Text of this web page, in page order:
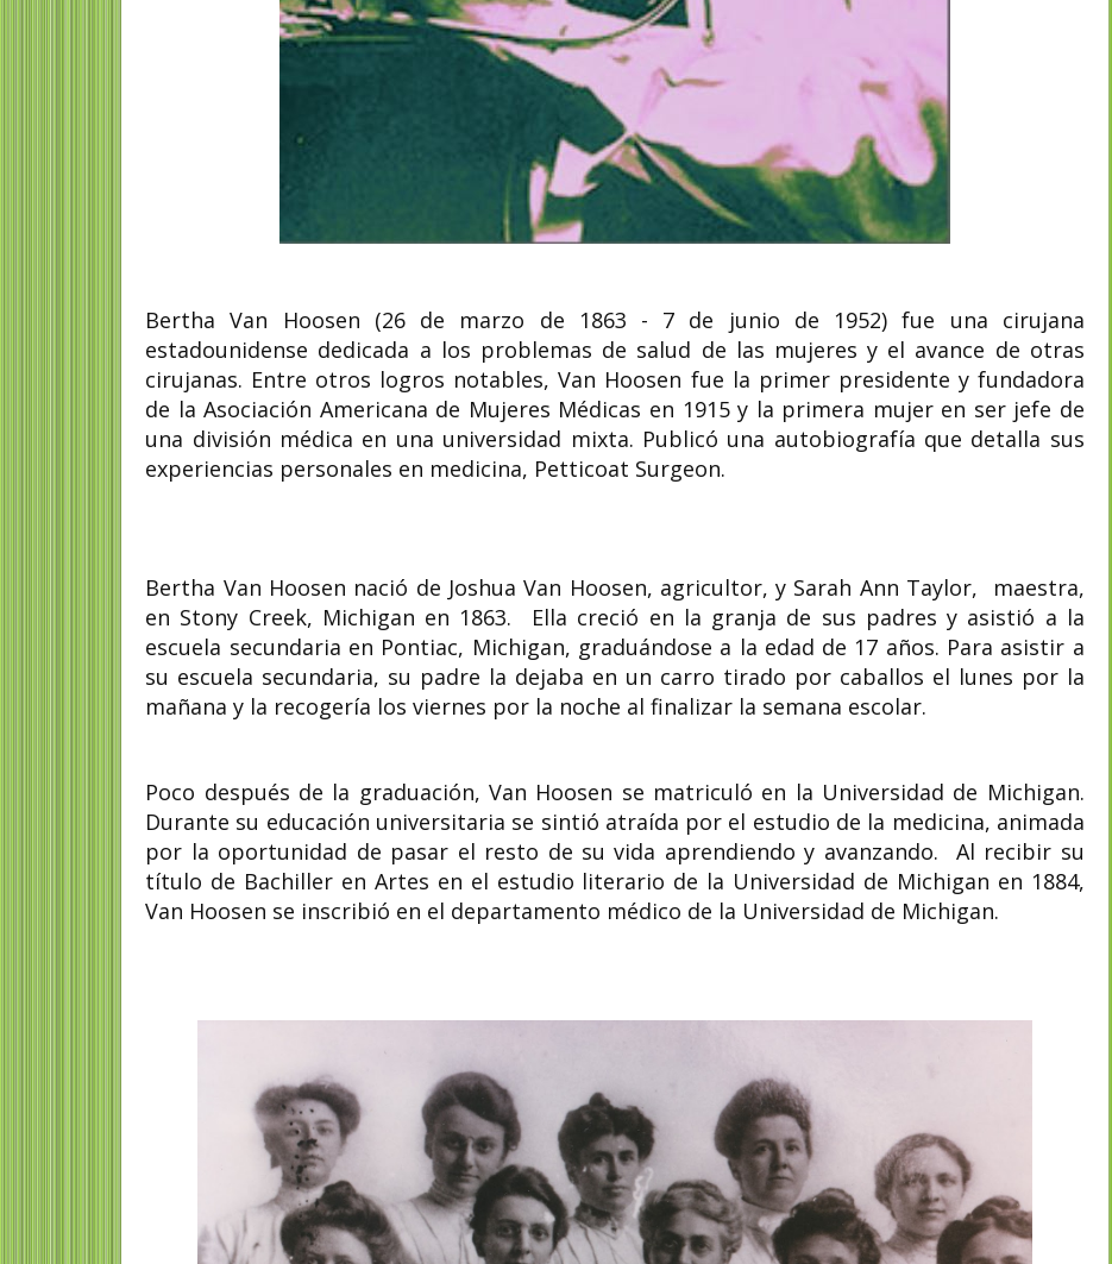
Bertha Van Hoosen (26 de marzo de 1863 - 7 de junio de 1952) fue una cirujana
estadounidense dedicada a los problemas de salud de las mujeres y el avance de otras
cirujanas. Entre otros logros notables, Van Hoosen fue la primer presidente y fundadora
de la Asociación Americana de Mujeres Médicas en 1915 y la primera mujer en ser jefe de
una división médica en una universidad mixta. Publicó una autobiografía que detalla sus
experiencias personales en medicina, Petticoat Surgeon.
Bertha Van Hoosen nació de Joshua Van Hoosen, agricultor, y Sarah Ann Taylor, maestra,
en Stony Creek, Michigan en 1863. Ella creció en la granja de sus padres y asistió a la
escuela secundaria en Pontiac, Michigan, graduándose a la edad de 17 años. Para asistir a
su escuela secundaria, su padre la dejaba en un carro tirado por caballos el lunes por la
mañana y la recogería los viernes por la noche al finalizar la semana escolar.
Poco después de la graduación, Van Hoosen se matriculó en la Universidad de Michigan.
Durante su educación universitaria se sintió atraída por el estudio de la medicina, animada
por la oportunidad de pasar el resto de su vida aprendiendo y avanzando. Al recibir su
título de Bachiller en Artes en el estudio literario de la Universidad de Michigan en 1884,
Van Hoosen se inscribió en el departamento médico de la Universidad de Michigan.
Engracia del Río de la
Vega maestra zamorana
víctima de la guerra civil
Engracia del Río de la Vega
(Aspariegos, 25 de abril de 1908 -
Zamora, 27 de septiembre de 1936)...
Pura Vázquez poeta
gallega
25 de julio de 2006) fue una...